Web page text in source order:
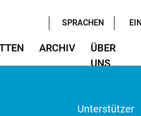
SPRACHEN
ARCHIV
ÜBER
UNS
Unterstützer